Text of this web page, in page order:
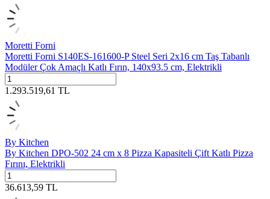
Moretti Forni
Moretti Forni S140ES-161600-P Steel Seri 2x16 cm Taş Tabanlı
Modüler Çok Amaçlı Katlı Fırın, 140x93.5 cm, Elektrikli
1.293.519,61 TL
By Kitchen
By Kitchen DPO-502 24 cm x 8 Pizza Kapasiteli Çift Katlı Pizza
Fırını, Elektrikli
36.613,59 TL